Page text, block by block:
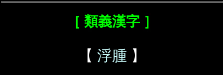
［ 類義漢字 ］
【 浮腫 】